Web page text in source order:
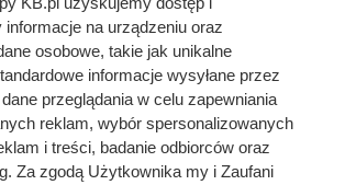
informacje na urządzeniu oraz
osobowe, takie jak unikalne
informacje wysyłane przez
przeglądania w celu zapewniania
reklam, wybór spersonalizowanych
i treści, badanie odbiorców oraz
Za zgodą Użytkownika my i Zaufani